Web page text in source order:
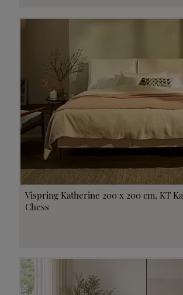
Vispring Katherine 200 x 200 cm, KT
Chess